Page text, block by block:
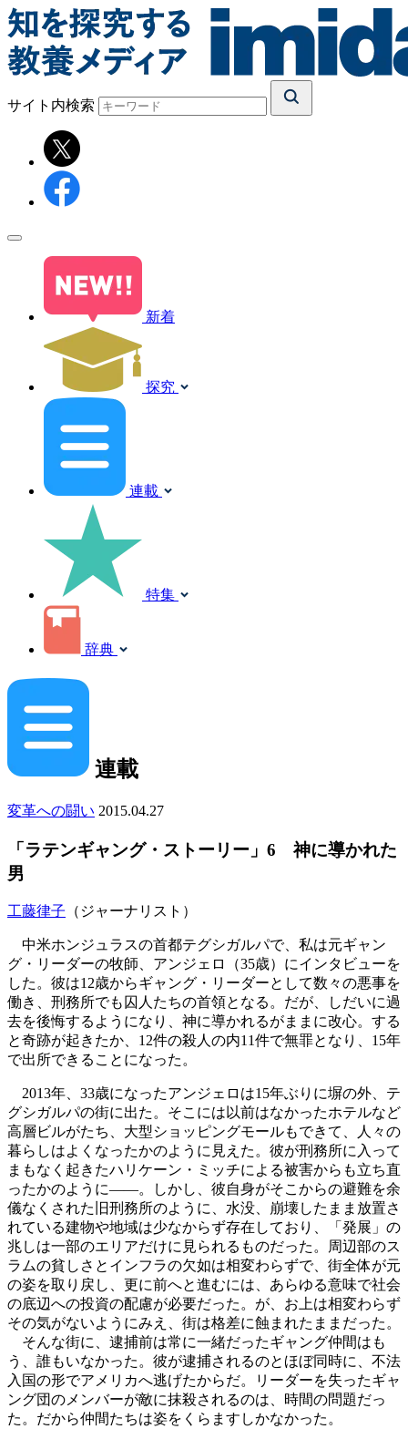
サイト内検索
新着
探究
連載
特集
辞典
連載
変革への闘い 2015.04.27
「ラテンギャング・ストーリー」6 神に導かれた
男
工藤律子 （ジャーナリスト）
中米ホンジュラスの首都テグシガルパで、私は元ギャン
グ・リーダーの牧師、アンジェロ（35歳）にインタビューを
した。彼は12歳からギャング・リーダーとして数々の悪事を
働き、刑務所でも囚人たちの首領となる。だが、しだいに過
去を後悔するようになり、神に導かれるがままに改心。する
と奇跡が起きたか、12件の殺人の内11件で無罪となり、15年
で出所できることになった。
2013年、33歳になったアンジェロは15年ぶりに塀の外、テ
グシガルパの街に出た。そこには以前はなかったホテルなど
高層ビルがたち、大型ショッピングモールもできて、人々の
暮らしはよくなったかのように見えた。彼が刑務所に入って
まもなく起きたハリケーン・ミッチによる被害からも立ち直
ったかのように――。しかし、彼自身がそこからの避難を余
儀なくされた旧刑務所のように、水没、崩壊したまま放置さ
れている建物や地域は少なからず存在しており、「発展」の
兆しは一部のエリアだけに見られるものだった。周辺部のス
ラムの貧しさとインフラの欠如は相変わらずで、街全体が元
の姿を取り戻し、更に前へと進むには、あらゆる意味で社会
の底辺への投資の配慮が必要だった。が、お上は相変わらず
その気がないようにみえ、街は格差に蝕まれたままだった。
そんな街に、逮捕前は常に一緒だったギャング仲間はも
う、誰もいなかった。彼が逮捕されるのとほぼ同時に、不法
入国の形でアメリカへ逃げたからだ。リーダーを失ったギャ
ング団のメンバーが敵に抹殺されるのは、時間の問題だっ
た。だから仲間たちは姿をくらますしかなかった。